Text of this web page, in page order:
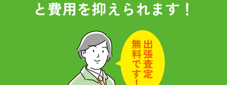
と費用を抑えられます！